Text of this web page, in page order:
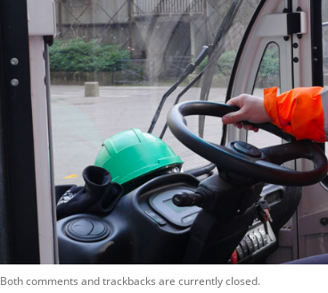
Both comments and trackbacks are currently closed.